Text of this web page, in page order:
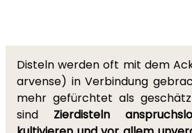
Disteln werden oft mit dem
arvense) in Verbindung
mehr gefürchtet als
sind Zierdisteln